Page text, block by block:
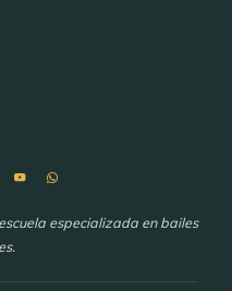
especializada en bailes